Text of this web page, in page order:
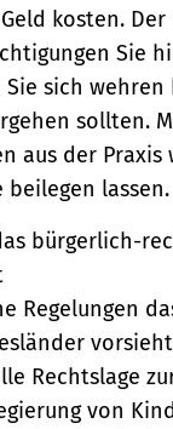
kosten.
Sie
Sie sich
sollten.
aus der
beilegen lassen.
bürgerlich-
Regelungen
vorsieht
Rechtslage
von